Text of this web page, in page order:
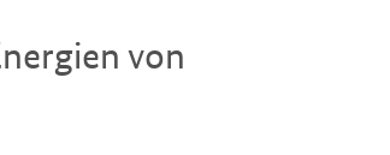
von